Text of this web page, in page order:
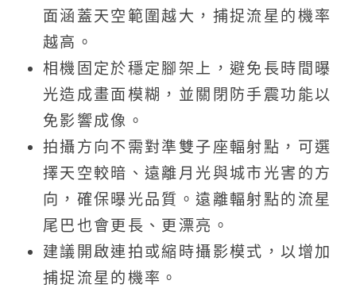
面涵蓋天空範圍越大，捕捉流星的機率
越高。
相機固定於穩定腳架上，避免長時間曝
光造成畫面模糊，並關閉防手震功能以
免影響成像。
拍攝方向不需對準雙子座輻射點，可選
擇天空較暗、遠離月光與城市光害的方
向，確保曝光品質。遠離輻射點的流星
尾巴也會更長、更漂亮。
建議開啟連拍或縮時攝影模式，以增加
捕捉流星的機率。